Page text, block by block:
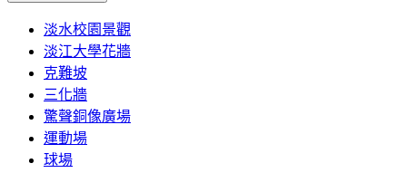
淡水校園景觀
淡江大學花牆
克難坡
三化牆
驚聲銅像廣場
運動場
球場